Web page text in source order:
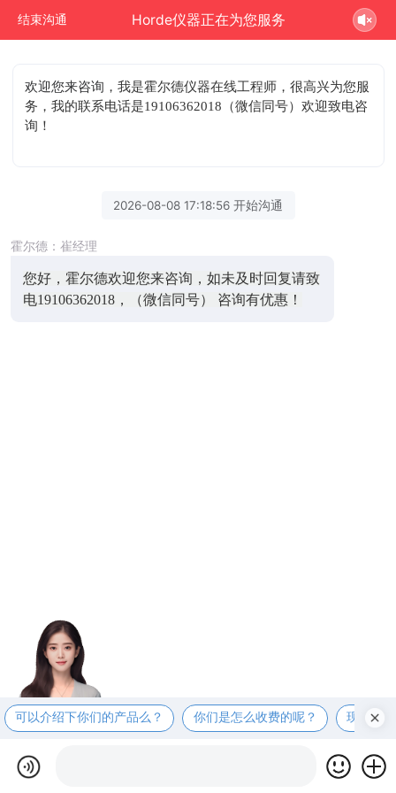
结束沟通 Horde仪器正在为您服务
欢迎您来咨询 ，我是霍尔德仪器在线工程师，很高兴为您服
务，我的联系电话是19106362018（微信同号）欢迎致电咨
询！
2026-08-08 17:18:56 开始沟通
霍尔德：崔经理
您好，霍尔德欢迎您来咨询，如未及时回复请致
电19106362018，（微信同号） 咨询有优惠！
可以介绍下你们的产品么？ 你们是怎么收费的呢？ 现在有